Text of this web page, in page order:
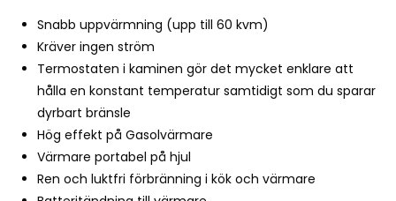
s
o
r
t
Snabb uppvärmning (upp till 60 kvm)
Kräver ingen ström
Termostaten i kaminen gör det mycket enklare att
hålla en konstant temperatur samtidigt som du sparar
dyrbart bränsle
Hög effekt på Gasolvärmare
Värmare portabel på hjul
Ren och luktfri förbränning i kök och värmare